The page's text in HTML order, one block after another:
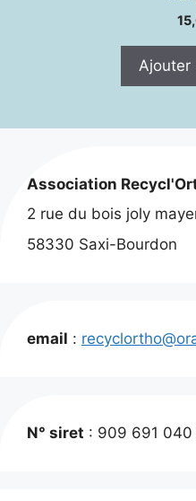
Ajouter
Association
2 rue du bois joly
58330 Saxi-Bourdon
email :
N° siret : 909 691 040